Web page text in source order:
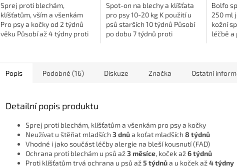
Sprej proti blechám,
klíšťatům, vším a všenkám
Pro psy a kočky od 2 týdnů
věku Působí až 4 týdny proti
Spot-on na blechy a klíšťata
pro psy 10-20 kg K použití u
psů starších 10 týdnů Působí
po dobu 7 týdnů proti
Bolfo
250 ml
kožní
léčbě a
Popis Podobné (16) Diskuze Značka Ostatní
Detailní popis produktu
Sprej proti blechám, klíšťatům a všenkám pro psy a kočky
Neužívat u štěňat mladších 3 dnůa koťat mladších 8 týdnů
Vhodné i jako součást léčby alergie na bleší kousnutí (FAD)
Ochrana proti blechám u psů až3 měsíce, koček až6 týdnů
Proti klíšťatům trvá ochrana u psů až5 týdnůa u koček až4 týdny